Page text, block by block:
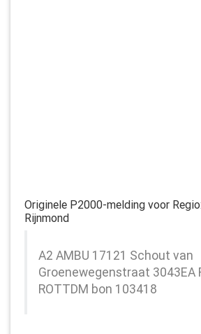
Originele P2000-melding voor Regio:
Rijnmond
A2 AMBU 17121 Schout van
Groenewegenstraat 3043EA
ROTTDM bon 103418